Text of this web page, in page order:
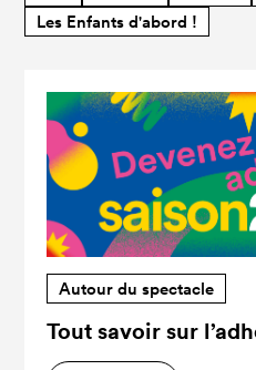
Les Enfants d'abord !
Autour du spectacle
Tout savoir sur